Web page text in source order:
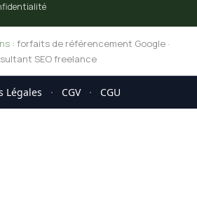
: forfaits de référencement Google ·
SEO freelance
Légales · CGV · CGU